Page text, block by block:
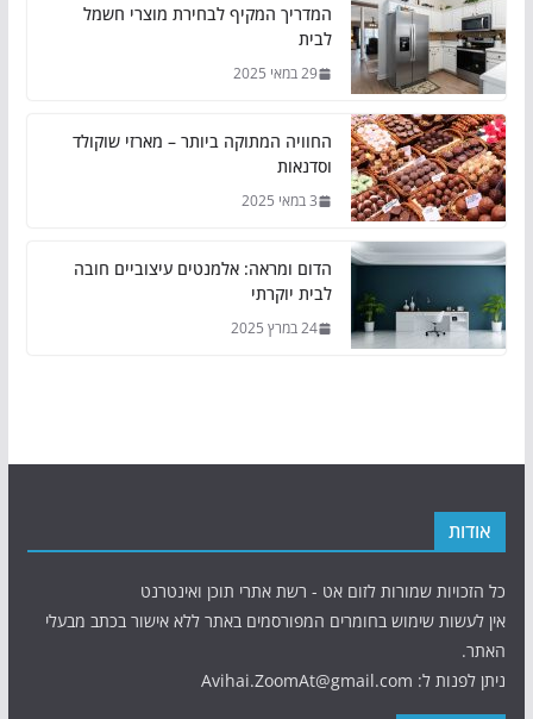
המדריך המקיף לבחירת מוצרי חשמל
לבית
29 במאי 2025
החוויה המתוקה ביותר – מארזי שוקולד
וסדנאות
3 במאי 2025
הדום ומראה: אלמנטים עיצוביים חובה
לבית יוקרתי
24 במרץ 2025
אודות
כל הזכויות שמורות לזום אט - רשת אתרי תוכן ואינטרנט
אין לעשות שימוש בחומרים המפורסמים באתר ללא אישור בכתב מבעלי
האתר.
ניתן לפנות ל: Avihai.ZoomAt@gmail.com